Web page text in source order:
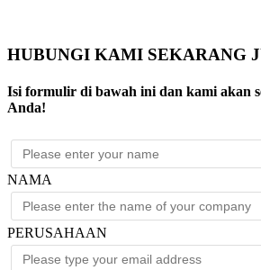
HUBUNGI KAMI SEKARANG
Isi formulir di bawah ini dan kami akan
Anda!
NAMA
PERUSAHAAN